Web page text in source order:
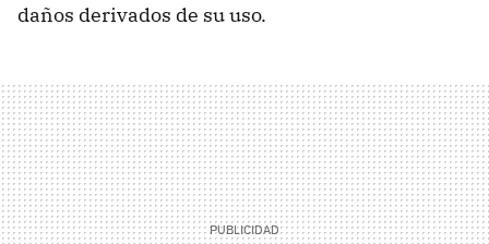
daños derivados de su uso.